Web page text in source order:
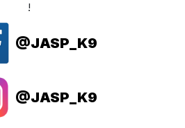
!
@JASP_K9
@JASP_K9